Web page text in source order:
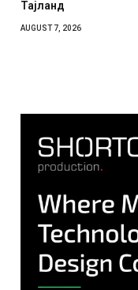
Тајланд
AUGUST 7, 2026